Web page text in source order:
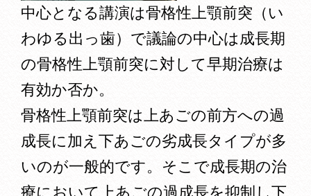
中心となる講演は骨格性上顎前突（い
わゆる出っ歯）で議論の中心は成長期
の骨格性上顎前突に対して早期治療は
有効か否か。
骨格性上顎前突は上あごの前方への過
成長に加え下あごの劣成長タイプが多
いのが一般的です。そこで成長期の治
療において上あごの過成長を抑制し下